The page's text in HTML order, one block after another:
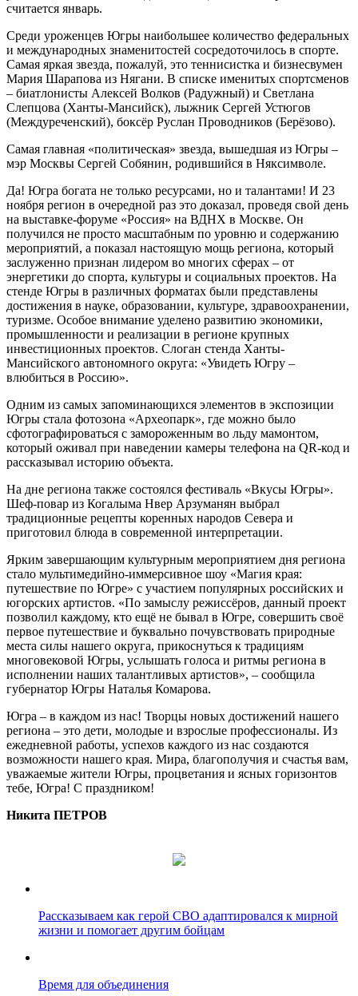
считается январь.
Среди уроженцев Югры наибольшее количество федеральных
и международных знаменитостей сосредоточилось в спорте.
Самая яркая звезда, пожалуй, это теннисистка и бизнесвумен
Мария Шарапова из Нягани. В списке именитых спортсменов
– биатлонисты Алексей Волков (Радужный) и Светлана
Слепцова (Ханты-Мансийск), лыжник Сергей Устюгов
(Междуреченский), боксёр Руслан Проводников (Берёзово).
Самая главная «политическая» звезда, вышедшая из Югры –
мэр Москвы Сергей Собянин, родившийся в Няксимволе.
Да! Югра богата не только ресурсами, но и талантами! И 23
ноября регион в очередной раз это доказал, проведя свой день
на выставке-форуме «Россия» на ВДНХ в Москве. Он
получился не просто масштабным по уровню и содержанию
мероприятий, а показал настоящую мощь региона, который
заслуженно признан лидером во многих сферах – от
энергетики до спорта, культуры и социальных проектов. На
стенде Югры в различных форматах были представлены
достижения в науке, образовании, культуре, здравоохранении,
туризме. Особое внимание уделено развитию экономики,
промышленности и реализации в регионе крупных
инвестиционных проектов. Слоган стенда Ханты-
Мансийского автономного округа: «Увидеть Югру –
влюбиться в Россию».
Одним из самых запоминающихся элементов в экспозиции
Югры стала фотозона «Археопарк», где можно было
сфотографироваться с замороженным во льду мамонтом,
который оживал при наведении камеры телефона на QR-код и
рассказывал историю объекта.
На дне региона также состоялся фестиваль «Вкусы Югры».
Шеф-повар из Когалыма Нвер Арзуманян выбрал
традиционные рецепты коренных народов Севера и
приготовил блюда в современной интерпретации.
Ярким завершающим культурным мероприятием дня региона
стало мультимедийно-иммерсивное шоу «Магия края:
путешествие по Югре» с участием популярных российских и
югорских артистов. «По замыслу режиссёров, данный проект
позволил каждому, кто ещё не бывал в Югре, совершить своё
первое путешествие и буквально почувствовать природные
места силы нашего округа, прикоснуться к традициям
многовековой Югры, услышать голоса и ритмы региона в
исполнении наших талантливых артистов», – сообщила
губернатор Югры Наталья Комарова.
Югра – в каждом из нас! Творцы новых достижений нашего
региона – это дети, молодые и взрослые профессионалы. Из
ежедневной работы, успехов каждого из нас создаются
возможности нашего края. Мира, благополучия и счастья вам,
уважаемые жители Югры, процветания и ясных горизонтов
тебе, Югра! С праздником!
Никита ПЕТРОВ
Рассказываем как герой СВО адаптировался к мирной
жизни и помогает другим бойцам
Время для объединения